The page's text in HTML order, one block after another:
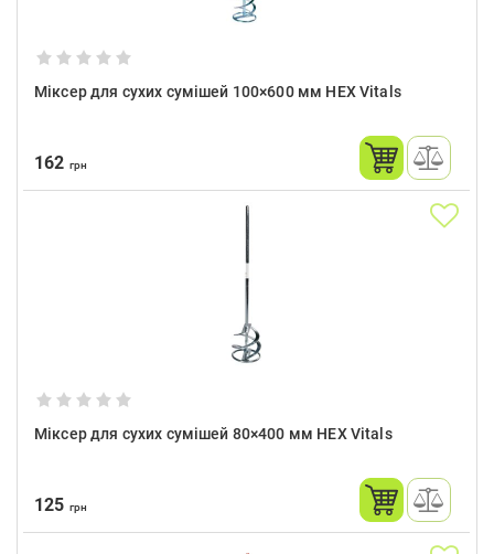
Міксер для сухих сумішей 100×600 мм HEX Vitals
162 грн
Міксер для сухих сумішей 80×400 мм HEX Vitals
125 грн